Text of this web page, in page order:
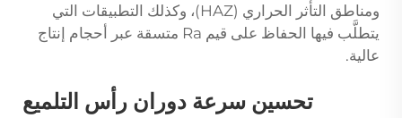
ومناطق التأثر الحراري (HAZ)، وكذلك التطبيقات التي
يتطلَّب فيها الحفاظ على قيم Ra متسقة عبر أحجام إنتاج
عالية.
تحسين سرعة دوران رأس التلميع